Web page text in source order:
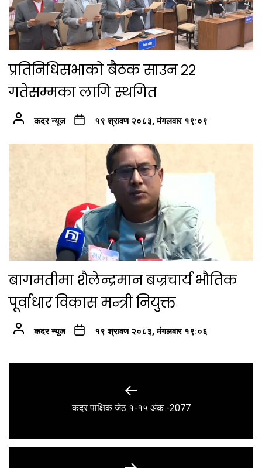
प्रतिनिधिसभाको बैठक साउन २२
गतेसम्मका लागि स्थगित
कदर न्यूज १९ श्रावण २०८३, मंगलवार १९:०९
बागमतीमा शैलेन्द्रमान बज्रचार्य भौतिक
पूर्वाधार विकास मन्त्री नियुक्त
कदर न्यूज १९ श्रावण २०८३, मंगलवार १९:०६
Previous
कदर पाक्षिक जेठ १-१५ अंक -2077